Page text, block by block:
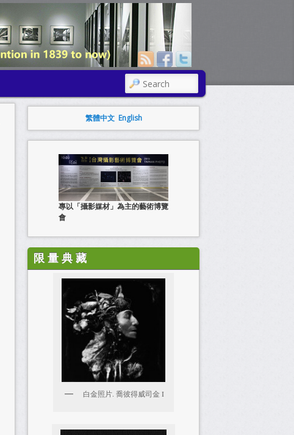
SEARCH
繁體中文 English
專以「攝影媒材」為主的藝術博覽
會
限 量 典 藏
白金照片. 喬彼得威司金 I